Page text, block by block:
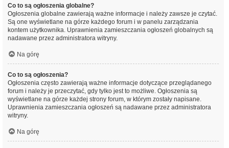
Co to są ogłoszenia globalne?
Ogłoszenia globalne zawierają ważne informacje i należy zawsze je czytać.
Są one wyświetlane na górze każdego forum i w panelu zarządzania
kontem użytkownika. Uprawnienia zamieszczania ogłoszeń globalnych są
nadawane przez administratora witryny.
Na górę
Co to są ogłoszenia?
Ogłoszenia często zawierają ważne informacje dotyczące przeglądanego
forum i należy je przeczytać, gdy tylko jest to możliwe. Ogłoszenia są
wyświetlane na górze każdej strony forum, w którym zostały napisane.
Uprawnienia zamieszczania ogłoszeń są nadawane przez administratora
witryny.
Na górę